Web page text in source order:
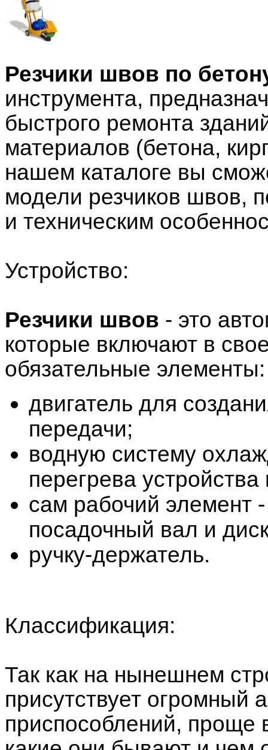
Резчики швов по
инструмента,
быстрого ремонта
материалов (бетона,
нашем каталоге вы
модели резчиков швов,
и техническим
Устройство:
Резчики швов - это
которые включают в
обязательные элементы:
двигатель для
передачи;
водную систему
перегрева
сам рабочий элемент
посадочный вал и
ручку-держатель.
Классификация:
Так как на нынешнем
присутствует огромный
приспособлений, проще